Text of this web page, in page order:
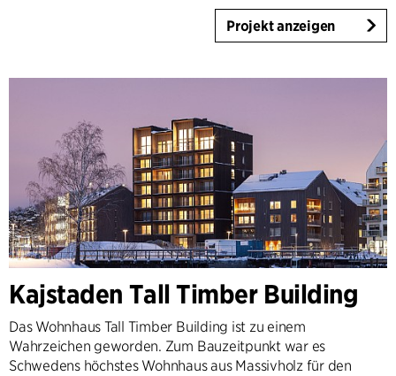
Projekt anzeigen
Kajstaden Tall Timber Building
Das Wohnhaus Tall Timber Building ist zu einem
Wahrzeichen geworden. Zum Bauzeitpunkt war es
Schwedens höchstes Wohnhaus aus Massivholz für den